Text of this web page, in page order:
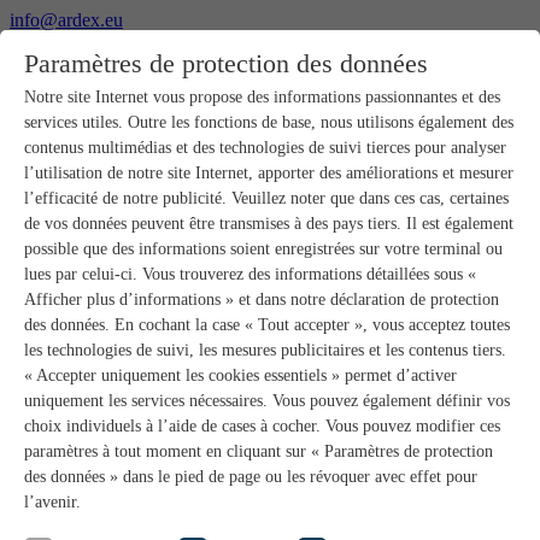
info@ardex.eu
Français
Produits
Aperçu des produits
Gros-œuvre
Pose de chape
Primaires et préparation de supports
Enduits de ragréage pour sols
Étanchéités
Mortiers-colles carrelage
Mortiers de jointoiement
Étanchéités pour joints
Colles d’assemblage
Pose de pierres naturelles
Colles pour revêtements de sols et parquets
Enduits de ragréage muraux
Accessoires
PANDOMO®
Paramètres de protection des données
Notre site Internet vous propose des informations passionnantes et des
services utiles. Outre les fonctions de base, nous utilisons également des
contenus multimédias et des technologies de suivi tierces pour analyser
l’utilisation de notre site Internet, apporter des améliorations et mesurer
l’efficacité de notre publicité. Veuillez noter que dans ces cas, certaines
de vos données peuvent être transmises à des pays tiers. Il est également
possible que des informations soient enregistrées sur votre terminal ou
lues par celui-ci. Vous trouverez des informations détaillées sous «
Afficher plus d’informations » et dans notre déclaration de protection
des données. En cochant la case « Tout accepter », vous acceptez toutes
les technologies de suivi, les mesures publicitaires et les contenus tiers.
« Accepter uniquement les cookies essentiels » permet d’activer
uniquement les services nécessaires. Vous pouvez également définir vos
choix individuels à l’aide de cases à cocher. Vous pouvez modifier ces
paramètres à tout moment en cliquant sur « Paramètres de protection
des données » dans le pied de page ou les révoquer avec effet pour
l’avenir.